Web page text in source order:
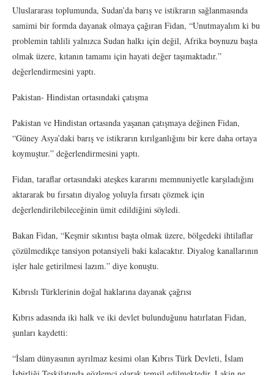
Uluslararası toplumunda, Sudan’da barış ve istikrarın sağlanmasında
samimi bir formda dayanak olmaya çağıran Fidan, “Unutmayalım ki bu
problemin tahlili yalnızca Sudan halkı için değil, Afrika boynuzu başta
olmak üzere, kıtanın tamamı için hayati değer taşımaktadır.”
değerlendirmesini yaptı.
Pakistan- Hindistan ortasındaki çatışma
Pakistan ve Hindistan ortasında yaşanan çatışmaya değinen Fidan,
“Güney Asya’daki barış ve istikrarın kırılganlığını bir kere daha ortaya
koymuştur.” değerlendirmesini yaptı.
Fidan, taraflar ortasındaki ateşkes kararını memnuniyetle karşıladığını
aktararak bu fırsatın diyalog yoluyla fırsatı çözmek için
değerlendirilebileceğinin ümit edildiğini söyledi.
Bakan Fidan, “Keşmir sıkıntısı başta olmak üzere, bölgedeki ihtilaflar
çözülmedikçe tansiyon potansiyeli baki kalacaktır. Diyalog kanallarının
işler hale getirilmesi lazım.” diye konuştu.
Kıbrıslı Türklerinin doğal haklarına dayanak çağrısı
Kıbrıs adasında iki halk ve iki devlet bulunduğunu hatırlatan Fidan,
şunları kaydetti:
“İslam dünyasının ayrılmaz kesimi olan Kıbrıs Türk Devleti, İslam